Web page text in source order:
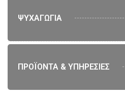
ΨΥΧΑΓΩΓΙΑ
ΠΡΟΪΟΝΤΑ & ΥΠΗΡΕΣΙΕΣ